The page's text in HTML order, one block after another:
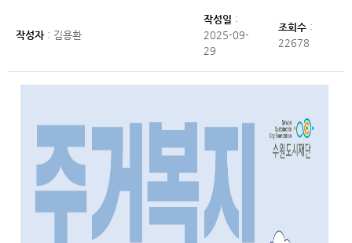
작성자: 김용환
작성일 :
2025-09-
29
조회수 :
22678